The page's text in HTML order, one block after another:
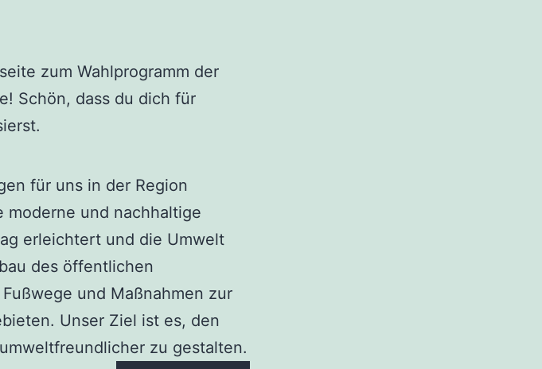
zum Wahlprogramm der
Schön, dass du dich für
für uns in der Region
moderne und nachhaltige
erleichtert und die Umwelt
des öffentlichen
und Maßnahmen zur
Unser Ziel ist es, den
zu gestalten.